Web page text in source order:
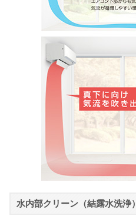
水内部クリーン（結露水洗浄）